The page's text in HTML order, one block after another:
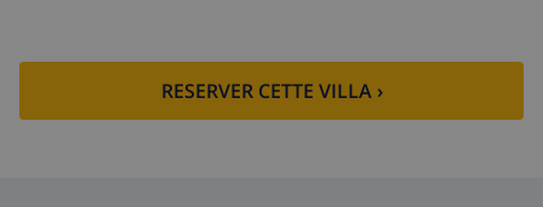
RESERVER CETTE VILLA ›